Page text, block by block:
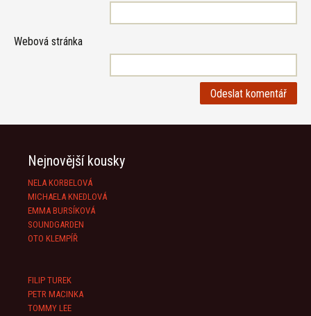
Webová stránka
Nejnovější kousky
NELA KORBELOVÁ
MICHAELA KNEDLOVÁ
EMMA BURSÍKOVÁ
SOUNDGARDEN
OTO KLEMPÍŘ
FILIP TUREK
PETR MACINKA
TOMMY LEE